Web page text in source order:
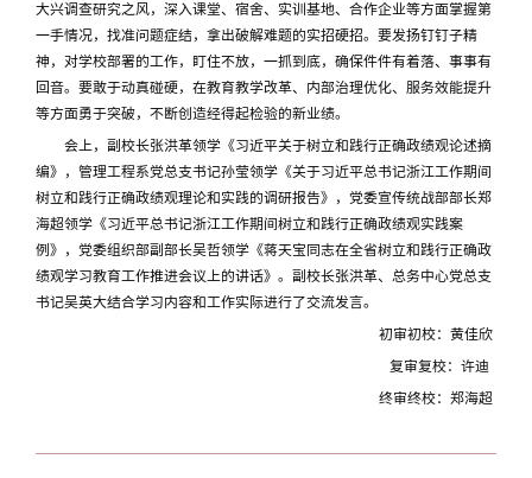
大兴调查研究之风，深入课堂、宿舍、实训基地、合作企业等方面掌握第
一手情况，找准问题症结，拿出破解难题的实招硬招。要发扬钉钉子精
神，对学校部署的工作，盯住不放，一抓到底，确保件件有着落、事事有
回音。要敢于动真碰硬，在教育教学改革、内部治理优化、服务效能提升
等方面勇于突破，不断创造经得起检验的新业绩。
会上，副校长张洪革领学《习近平关于树立和践行正确政绩观论述摘
编》，管理工程系党总支书记孙莹领学《关于习近平总书记浙江工作期间
树立和践行正确政绩观理论和实践的调研报告》，党委宣传统战部部长郑
海超领学《习近平总书记浙江工作期间树立和践行正确政绩观实践案
例》，党委组织部副部长吴哲领学《蒋天宝同志在全省树立和践行正确政
绩观学习教育工作推进会议上的讲话》。副校长张洪革、总务中心党总支
书记吴英大结合学习内容和工作实际进行了交流发言。
初审初校：黄佳欣
复审复校：许迪
终审终校：郑海超